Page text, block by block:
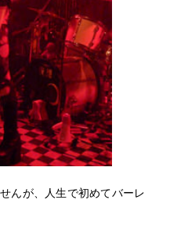
んが、人生で初めてバーレ